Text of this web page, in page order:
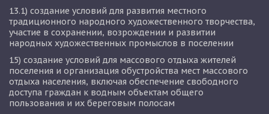
13.1) создание условий для развития местного
традиционного народного художественного творчества,
участие в сохранении, возрождении и развитии
народных художественных промыслов в поселении
15) создание условий для массового отдыха жителей
поселения и организация обустройства мест массового
отдыха населения, включая обеспечение свободного
доступа граждан к водным объектам общего
пользования и их береговым полосам